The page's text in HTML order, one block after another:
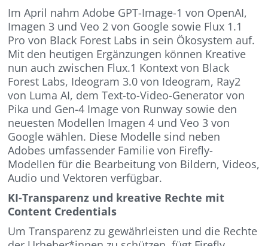
Im April nahm Adobe GPT-Image-1 von OpenAI,
Imagen 3 und Veo 2 von Google sowie Flux 1.1
Pro von Black Forest Labs in sein Ökosystem auf.
Mit den heutigen Ergänzungen können Kreative
nun auch zwischen Flux.1 Kontext von Black
Forest Labs, Ideogram 3.0 von Ideogram, Ray2
von Luma AI, dem Text-to-Video-Generator von
Pika und Gen-4 Image von Runway sowie den
neuesten Modellen Imagen 4 und Veo 3 von
Google wählen. Diese Modelle sind neben
Adobes umfassender Familie von Firefly-
Modellen für die Bearbeitung von Bildern, Videos,
Audio und Vektoren verfügbar.
KI-Transparenz und kreative Rechte mit
Content Credentials
Um Transparenz zu gewährleisten und die Rechte